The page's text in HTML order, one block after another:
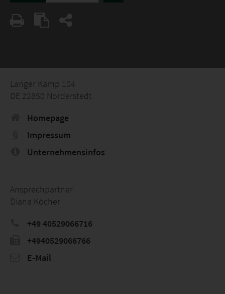
Langer Kamp 104
DE 22850 Norderstedt
Homepage
Impressum
Unternehmensinfos
Ansprechpartner
Diana Köcher
+49 40529066716
+4940529066766
E-Mail